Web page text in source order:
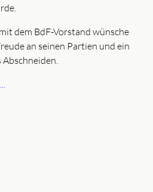
dem BdF-Vorstand wünsche
an seinen Partien und ein